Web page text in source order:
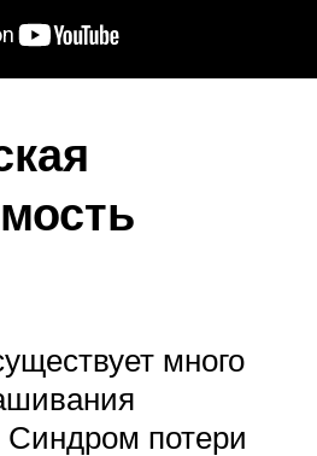
много
потери